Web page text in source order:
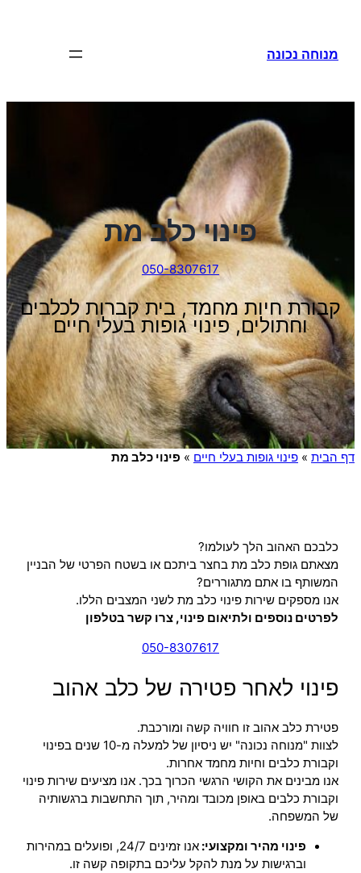
מנוחה נכונה
פינוי כלב מת
050-8307617
קבורת חיות מחמד, בית קברות לכלבים
וחתולים, פינוי גופות בעלי חיים
דף הבית » פינוי גופות בעלי חיים » פינוי כלב מת
כלבכם האהוב הלך לעולמו?
מצאתם גופת כלב מת בחצר ביתכם או בשטח הפרטי של הבניין
המשותף בו אתם מתגוררים?
אנו מספקים שירות פינוי כלב מת לשני המצבים הללו.
לפרטים נוספים ולתיאום פינוי, צרו קשר בטלפון
050-8307617
פינוי לאחר פטירה של כלב אהוב
פטירת כלב אהוב זו חוויה קשה ומורכבת.
לצוות "מנוחה נכונה" יש ניסיון של למעלה מ-10 שנים בפינוי
וקבורת כלבים וחיות מחמד אחרות.
אנו מבינים את הקושי הרגשי הכרוך בכך. אנו מציעים שירות פינוי
וקבורת כלבים באופן מכובד ומהיר, תוך התחשבות ברגשותיה
של המשפחה.
פינוי מהיר ומקצועי:
אנו זמינים 24/7, ופועלים במהירות
וברגישות על מנת להקל עליכם בתקופה קשה זו.